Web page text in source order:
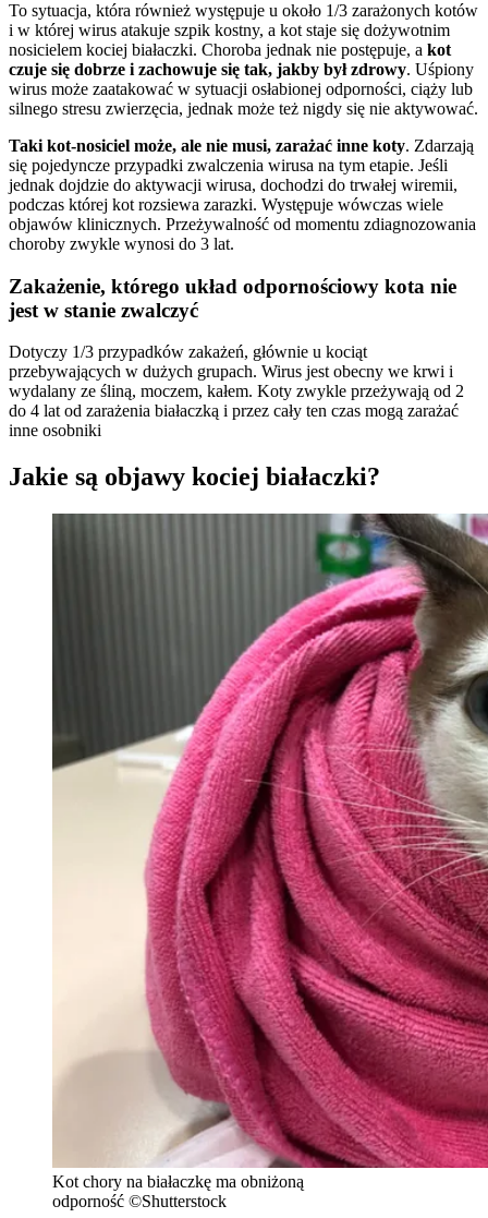
To sytuacja, która również występuje u około 1/3 zarażonych kotów
i w której wirus atakuje szpik kostny, a kot staje się dożywotnim
nosicielem kociej białaczki. Choroba jednak nie postępuje, a kot
czuje się dobrze i zachowuje się tak, jakby był zdrowy. Uśpiony
wirus może zaatakować w sytuacji osłabionej odporności, ciąży lub
silnego stresu zwierzęcia, jednak może też nigdy się nie aktywować.
Taki kot-nosiciel może, ale nie musi, zarażać inne koty. Zdarzają
się pojedyncze przypadki zwalczenia wirusa na tym etapie. Jeśli
jednak dojdzie do aktywacji wirusa, dochodzi do trwałej wiremii,
podczas której kot rozsiewa zarazki. Występuje wówczas wiele
objawów klinicznych. Przeżywalność od momentu zdiagnozowania
choroby zwykle wynosi do 3 lat.
Zakażenie, którego układ odpornościowy kota nie
jest w stanie zwalczyć
Dotyczy 1/3 przypadków zakażeń, głównie u kociąt
przebywających w dużych grupach. Wirus jest obecny we krwi i
wydalany ze śliną, moczem, kałem. Koty zwykle przeżywają od 2
do 4 lat od zarażenia białaczką i przez cały ten czas mogą zarażać
inne osobniki
Jakie są objawy kociej białaczki?
Kot chory na białaczkę ma obniżoną
odporność ©Shutterstock